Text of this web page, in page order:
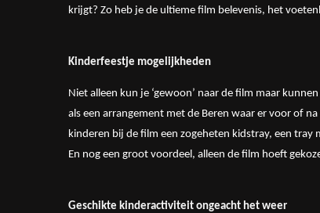
krijgt? Zo heb je de ultieme film belevenis, het
Kinderfeestje mogelijkheden
Niet alleen kun je ‘gewoon’ naar de film maar
als een arrangement met de Beren waar er voor of
kinderen bij de film een zogeheten kidstray, een tray
En nog een groot voordeel, alleen de film hoeft
Geschikte kinderactiviteit ongeacht het weer